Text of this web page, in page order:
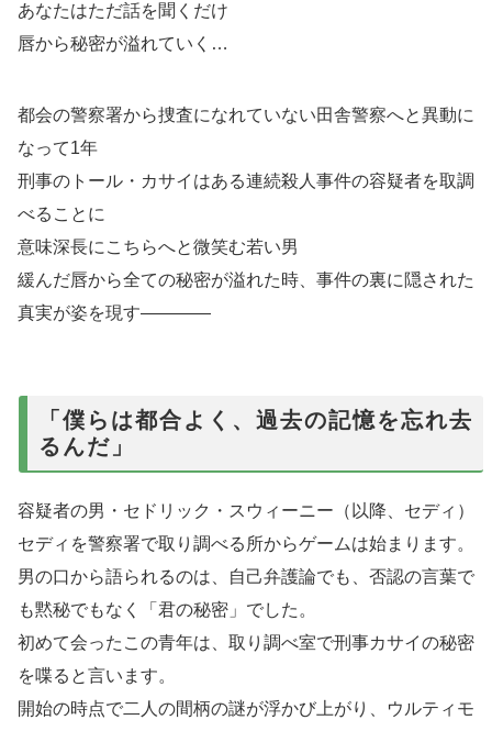
あなたはただ話を聞くだけ
唇から秘密が溢れていく…
都会の警察署から捜査になれていない田舎警察へと異動に
なって1年
刑事のトール・カサイはある連続殺人事件の容疑者を取調
べることに
意味深長にこちらへと微笑む若い男
緩んだ唇から全ての秘密が溢れた時、事件の裏に隠された
真実が姿を現す――――
「僕らは都合よく、過去の記憶を忘れ去
るんだ」
容疑者の男・セドリック・スウィーニー（以降、セディ）
セディを警察署で取り調べる所からゲームは始まります。
男の口から語られるのは、自己弁護論でも、否認の言葉で
も黙秘でもなく「君の秘密」でした。
初めて会ったこの青年は、取り調べ室で刑事カサイの秘密
を喋ると言います。
開始の時点で二人の間柄の謎が浮かび上がり、ウルティモ